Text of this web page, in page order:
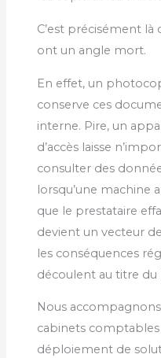
C’est précisément
ont un angle mort.
En effet, un
conserve ces
interne. Pire, un
d’accès laisse
consulter des
lorsqu’une machine
que le prestataire
devient un vecteur
les conséquences
découlent au titre du
Nous
cabinets
déploiement de